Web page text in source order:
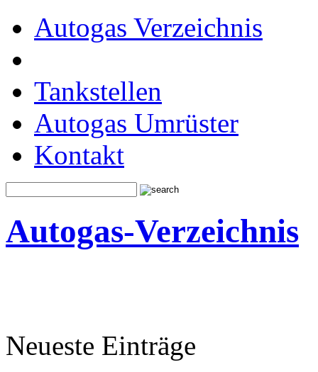
Autogas Verzeichnis
Tankstellen
Autogas Umrüster
Kontakt
Autogas-Verzeichnis
Neueste Einträge